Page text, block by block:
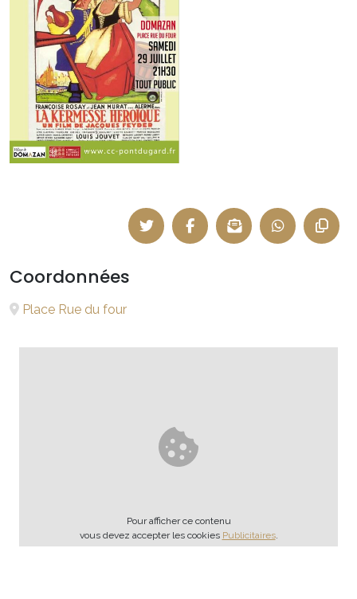
Coordonnées
Place Rue du four
Pour afficher ce contenu
vous devez accepter les cookies Publicitaires.